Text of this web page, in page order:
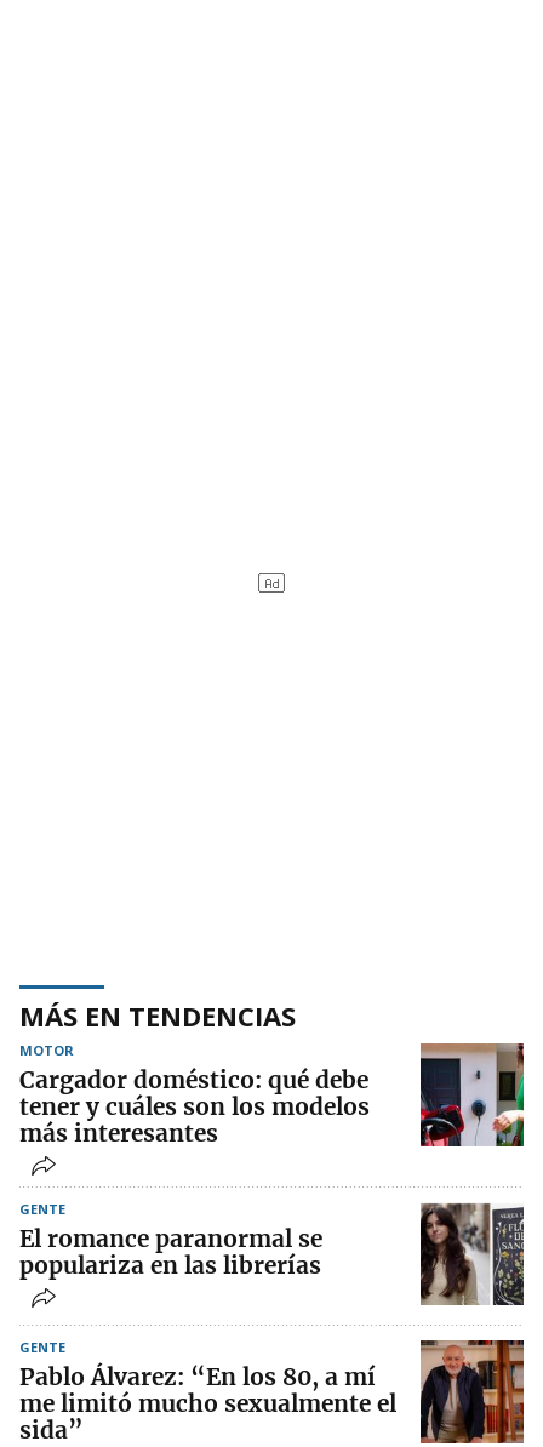
MÁS EN TENDENCIAS
MOTOR
Cargador doméstico: qué debe
tener y cuáles son los modelos
más interesantes
GENTE
El romance paranormal se
populariza en las librerías
GENTE
Pablo Álvarez: “En los 80, a mí
me limitó mucho sexualmente el
sida”